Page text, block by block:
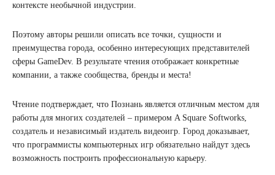
контексте необычной индустрии.
Поэтому авторы решили описать все точки, сущности и
преимущества города, особенно интересующих представителей
сферы GameDev. В результате чтения отображает конкретные
компании, а также сообщества, бренды и места!
Чтение подтверждает, что Познань является отличным местом для
работы для многих создателей – примером A Square Softworks,
создатель и независимый издатель видеоигр. Город доказывает,
что программисты компьютерных игр обязательно найдут здесь
возможность построить профессиональную карьеру.